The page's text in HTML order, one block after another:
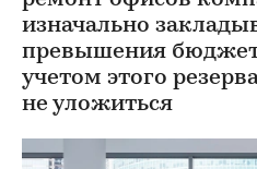
изначально
превышения
учетом этого
не уложиться